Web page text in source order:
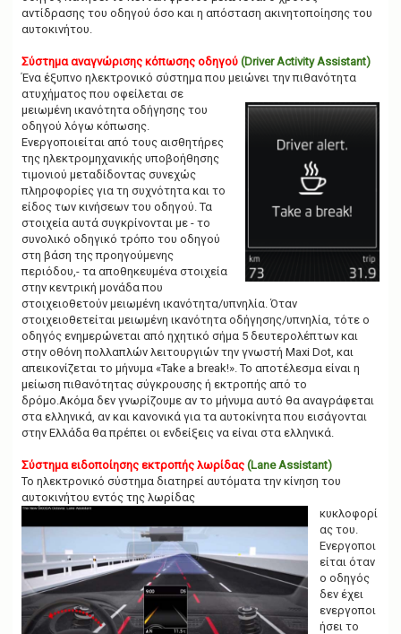
αντίδρασης του οδηγού όσο και η απόσταση ακινητοποίησης του
αυτοκινήτου.
Σύστημα αναγνώρισης κόπωσης οδηγού (Driver Activity Assistant)
Ένα έξυπνο ηλεκτρονικό σύστημα που μειώνει την πιθανότητα
ατυχήματος που οφείλεται σε
μειωμένη ικανότητα οδήγησης του
οδηγού λόγω κόπωσης.
Ενεργοποιείται από τους αισθητήρες
της ηλεκτρομηχανικής υποβοήθησης
τιμονιού μεταδίδοντας συνεχώς
πληροφορίες για τη συχνότητα και το
είδος των κινήσεων του οδηγού. Τα
στοιχεία αυτά συγκρίνονται με - το
συνολικό οδηγικό τρόπο του οδηγού
στη βάση της προηγούμενης
περιόδου,- τα αποθηκευμένα στοιχεία
στην κεντρική μονάδα που
στοιχειοθετούν μειωμένη ικανότητα/υπνηλία. Όταν
στοιχειοθετείται μειωμένη ικανότητα οδήγησης/υπνηλία, τότε ο
οδηγός ενημερώνεται από ηχητικό σήμα 5 δευτερολέπτων και
στην οθόνη πολλαπλών λειτουργιών την γνωστή Maxi Dot, και
απεικονίζεται το μήνυμα «Take a break!». Το αποτέλεσμα είναι η
μείωση πιθανότητας σύγκρουσης ή εκτροπής από το
δρόμο.Ακόμα δεν γνωρίζουμε αν το μήνυμα αυτό θα αναγράφεται
στα ελληνικά, αν και κανονικά για τα αυτοκίνητα που εισάγονται
στην Ελλάδα θα πρέπει οι ενδείξεις να είναι στα ελληνικά.
Σύστημα ειδοποίησης εκτροπής λωρίδας (Lane Assistant)
Το ηλεκτρονικό σύστημα διατηρεί αυτόματα την κίνηση του
αυτοκινήτου εντός της λωρίδας
κυκλοφορί
ας του.
Ενεργοποι
είται όταν
ο οδηγός
δεν έχει
ενεργοποι
ήσει το